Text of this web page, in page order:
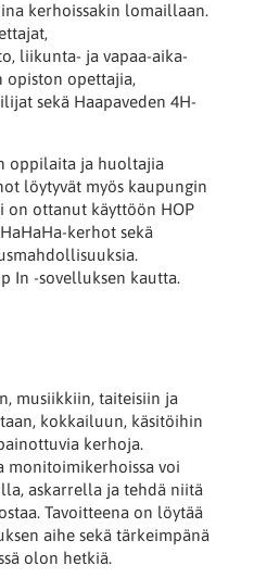
kerhoissakin lomaillaan.
liikunta- ja vapaa-aika-
opiston opettajia,
sekä Haapaveden 4H-
oppilaita ja huoltajia
löytyvät myös kaupungin
on ottanut käyttöön HOP
kerhot sekä
In -sovelluksen kautta.
musiikkiin, taiteisiin ja
kokkailuun, käsitöihin
kerhoja.
monitoimikerhoissa voi
askarrella ja tehdä niitä
Tavoitteena on löytää
aihe sekä tärkeimpänä
olon hetkiä.